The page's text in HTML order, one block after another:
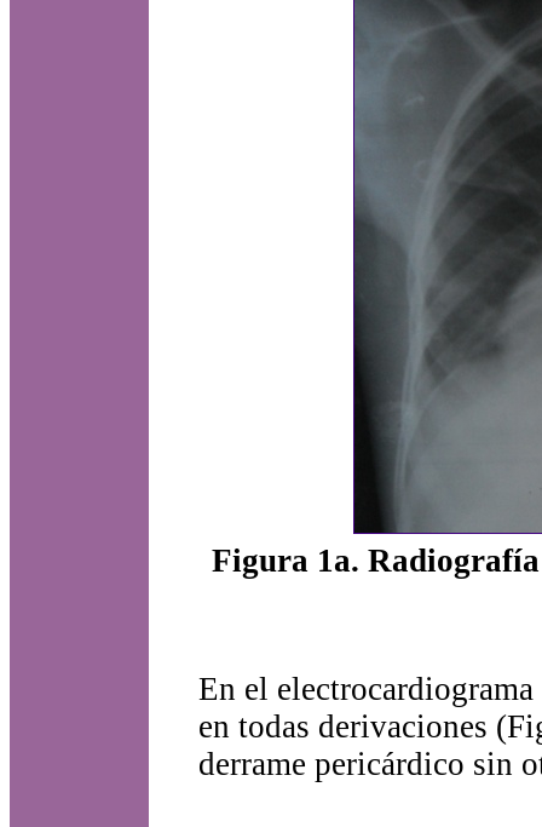
Figura 1a.
En el
en todas derivaciones
derrame pericárdico sin